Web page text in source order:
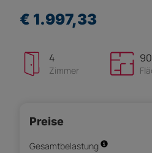
€ 1.997,33
4
Zimmer
Preise
Gesamtbelastung